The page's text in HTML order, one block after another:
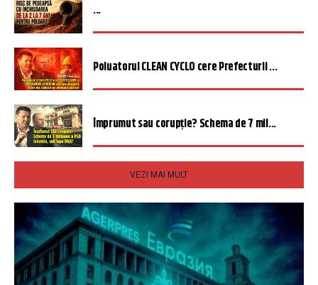
...
Poluatorul CLEAN CYCLO cere Prefecturii ...
Împrumut sau corupție? Schema de 7 mil...
VEZI MAI MULT